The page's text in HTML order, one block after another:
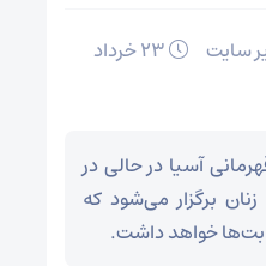
سایت
آسیا در حالی در
برگزار می‌شود که